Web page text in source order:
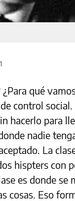
1
qué
control
hacerlo para
nadie
La
hispters con
es donde se
cosas. Eso